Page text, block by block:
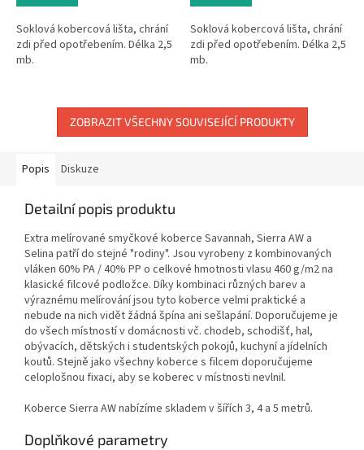
Soklová kobercová lišta, chrání
zdi před opotřebením. Délka 2,5
mb.
Soklová kobercová lišta, chrání
zdi před opotřebením. Délka 2,5
mb.
ZOBRAZIT VŠECHNY SOUVISEJÍCÍ PRODUKTY
Popis Diskuze
Detailní popis produktu
Extra melírované smyčkové koberce Savannah, Sierra AW a
Selina patří do stejné "rodiny". Jsou vyrobeny z kombinovaných
vláken 60% PA / 40% PP o celkové hmotnosti vlasu 460 g/m2 na
klasické filcové podložce. Díky kombinaci různých barev a
výraznému melírování jsou tyto koberce velmi praktické a
nebude na nich vidět žádná špína ani sešlapání. Doporučujeme je
do všech místností v domácnosti vč. chodeb, schodišť, hal,
obývacích, dětských i studentských pokojů, kuchyní a jídelních
koutů. Stejně jako všechny koberce s filcem doporučujeme
celoplošnou fixaci, aby se koberec v místnosti nevlnil.
Koberce Sierra AW nabízíme skladem v šířích 3, 4 a 5 metrů.
Doplňkové parametry